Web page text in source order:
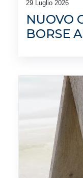
29 Luglio 2026
NUOVO
BORSE